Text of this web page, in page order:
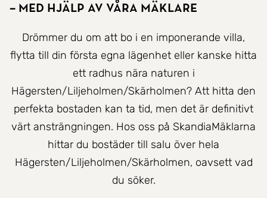
– Med hjälp av våra mäklare
Drömmer du om att bo i en imponerande villa,
flytta till din första egna lägenhet eller kanske hitta
ett radhus nära naturen i
Hägersten/Liljeholmen/Skärholmen? Att hitta den
perfekta bostaden kan ta tid, men det är definitivt
värt ansträngningen. Hos oss på SkandiaMäklarna
hittar du bostäder till salu över hela
Hägersten/Liljeholmen/Skärholmen, oavsett vad
du söker.